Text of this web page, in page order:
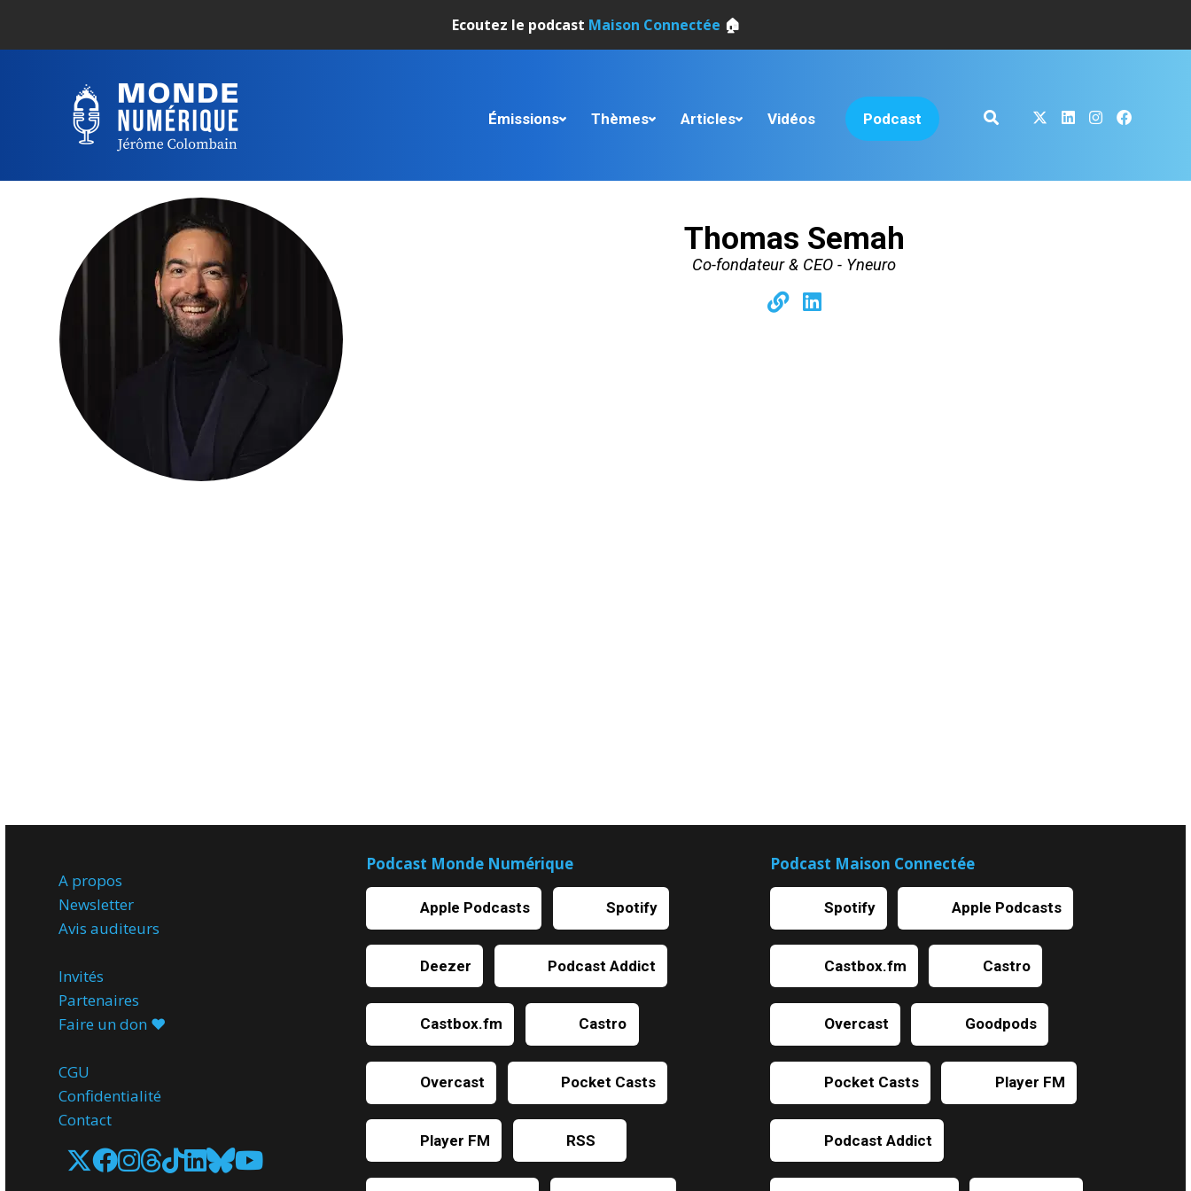
Ecoutez le podcast Maison Connectée 🏠
Émissions Thèmes Articles Vidéos Podcast
Thomas Semah
Co-fondateur & CEO - Yneuro
A propos
Newsletter
Avis auditeurs
Invités
Partenaires
Faire un don ♥️
CGU
Confidentialité
Contact
Podcast Monde Numérique
Apple Podcasts Spotify
Deezer Podcast Addict
Castbox.fm Castro
Overcast Pocket Casts
Player FM RSS
Podcast Maison Connectée
Spotify Apple Podcasts
Castbox.fm Castro
Overcast Goodpods
Pocket Casts Player FM
Podcast Addict